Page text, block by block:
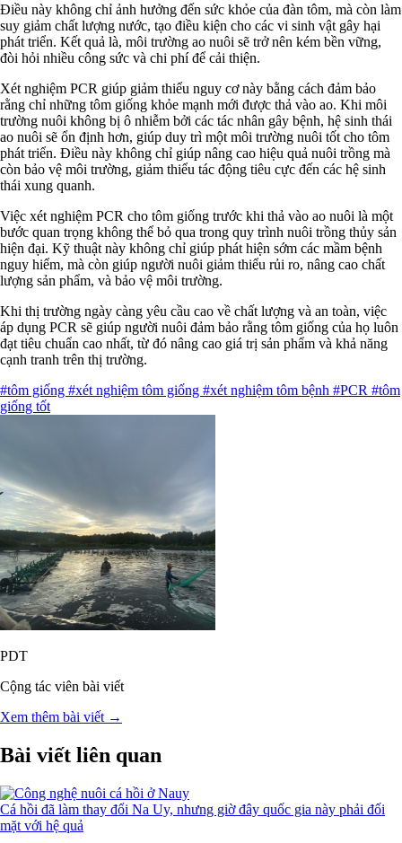
Điều này không chỉ ảnh hưởng đến sức khỏe của đàn tôm, mà còn làm
suy giảm chất lượng nước, tạo điều kiện cho các vi sinh vật gây hại
phát triển. Kết quả là, môi trường ao nuôi sẽ trở nên kém bền vững,
đòi hỏi nhiều công sức và chi phí để cải thiện.
Xét nghiệm PCR giúp giảm thiểu nguy cơ này bằng cách đảm bảo
rằng chỉ những tôm giống khỏe mạnh mới được thả vào ao. Khi môi
trường nuôi không bị ô nhiễm bởi các tác nhân gây bệnh, hệ sinh thái
ao nuôi sẽ ổn định hơn, giúp duy trì một môi trường nuôi tốt cho tôm
phát triển. Điều này không chỉ giúp nâng cao hiệu quả nuôi trồng mà
còn bảo vệ môi trường, giảm thiểu tác động tiêu cực đến các hệ sinh
thái xung quanh.
Việc xét nghiệm PCR cho tôm giống trước khi thả vào ao nuôi là một
bước quan trọng không thể bỏ qua trong quy trình nuôi trồng thủy sản
hiện đại. Kỹ thuật này không chỉ giúp phát hiện sớm các mầm bệnh
nguy hiểm, mà còn giúp người nuôi giảm thiểu rủi ro, nâng cao chất
lượng sản phẩm, và bảo vệ môi trường.
Khi thị trường ngày càng yêu cầu cao về chất lượng và an toàn, việc
áp dụng PCR sẽ giúp người nuôi đảm bảo rằng tôm giống của họ luôn
đạt tiêu chuẩn cao nhất, từ đó nâng cao giá trị sản phẩm và khả năng
cạnh tranh trên thị trường.
#tôm giống #xét nghiệm tôm giống #xét nghiệm tôm bệnh #PCR #tôm
giống tốt
PDT
Cộng tác viên bài viết
Xem thêm bài viết →
Bài viết liên quan
Cá hồi đã làm thay đổi Na Uy, nhưng giờ đây quốc gia này phải đối
mặt với hệ quả